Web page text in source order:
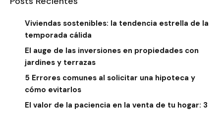
Viviendas sostenibles: la tendencia estrella de la
temporada cálida
El auge de las inversiones en propiedades con
jardines y terrazas
5 Errores comunes al solicitar una hipoteca y
cómo evitarlos
El valor de la paciencia en la venta de tu hogar: 3